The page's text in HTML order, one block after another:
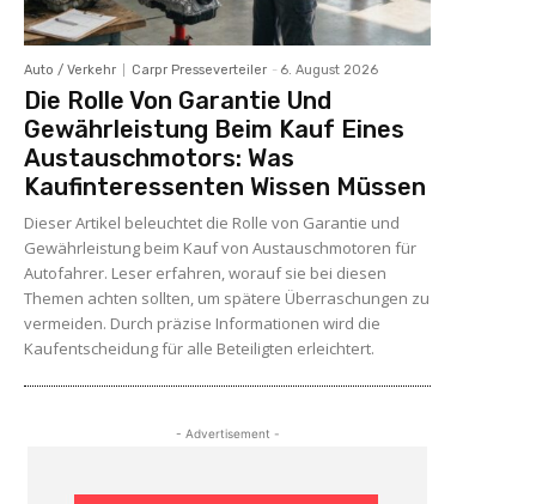
Auto / Verkehr Carpr Presseverteiler - 6. August 2026
Die Rolle Von Garantie Und
Gewährleistung Beim Kauf Eines
Austauschmotors: Was
Kaufinteressenten Wissen Müssen
Dieser Artikel beleuchtet die Rolle von Garantie und
Gewährleistung beim Kauf von Austauschmotoren für
Autofahrer. Leser erfahren, worauf sie bei diesen
Themen achten sollten, um spätere Überraschungen zu
vermeiden. Durch präzise Informationen wird die
Kaufentscheidung für alle Beteiligten erleichtert.
- Advertisement -